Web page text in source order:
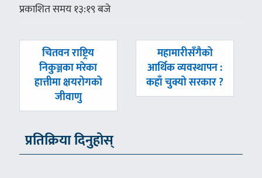
प्रकाशित समय १३:१९ बजे
पछिल्लाे
-
चितवन राष्ट्रिय
निकुञ्जका मरेका
हात्तीमा क्षयरोगको
जीवाणु
अघिल्लाे
-
महामारीसँगैको
आर्थिक व्यवस्थापन :
कहाँ चुक्यो सरकार ?
प्रतिक्रिया दिनुहोस्